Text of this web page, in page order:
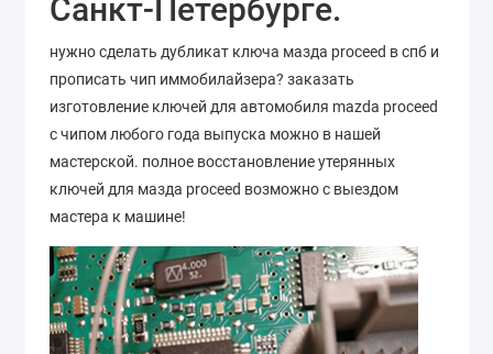
Санкт-Петербурге.
нужно сделать дубликат ключа мазда proceed в спб и
прописать чип иммобилайзера? заказать
изготовление ключей для автомобиля mazda proceed
с чипом любого года выпуска можно в нашей
мастерской. полное восстановление утерянных
ключей для мазда proceed возможно с выездом
мастера к машине!